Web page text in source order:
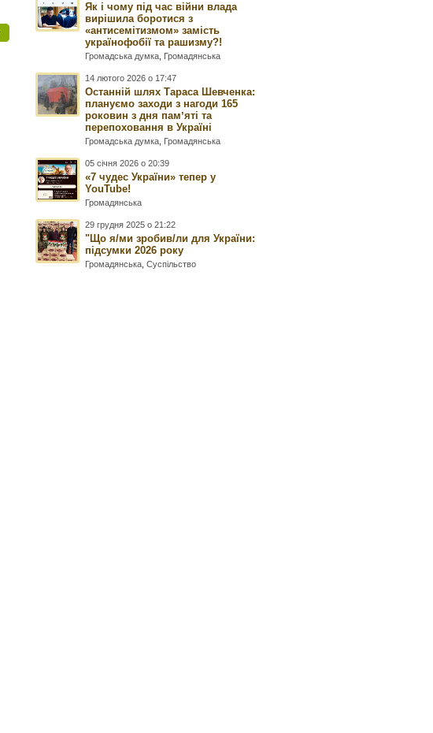
Як і чому під час війни влада
вирішила боротися з
«антисемітизмом» замість
українофобії та рашизму?!
Громадська думка Громадянська
14 лютого 2026 о 17:47
Останній шлях Тараса Шевченка:
плануємо заходи з нагоди 165
роковин з дня памʼяті та
перепоховання в Україні
Громадська думка Громадянська
05 січня 2026 о 20:39
«7 чудес України» тепер у
YouTube!
Громадянська
29 грудня 2025 о 21:22
"Що я/ми зробив/ли для України:
підсумки 2026 року
Громадянська ,Суспільство